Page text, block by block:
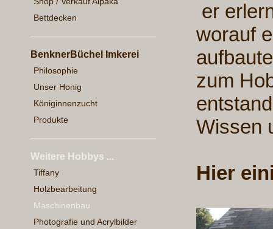
Bettdecken
BenknerBüchel Imkerei
Philosophie
Unser Honig
Königinnenzucht
Produkte
Weitere Hobbys ...
Tiffany
Holzbearbeitung
Maschinenbau
Photografie und Acrylbilder
er
worauf
zum
Wissen
Hier